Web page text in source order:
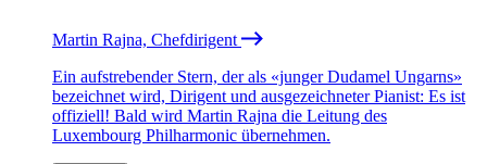
Martin Rajna, Chefdirigent
Ein aufstrebender Stern, der als «junger Dudamel Ungarns»
bezeichnet wird, Dirigent und ausgezeichneter Pianist: Es ist
offiziell! Bald wird Martin Rajna die Leitung des
Luxembourg Philharmonic übernehmen.